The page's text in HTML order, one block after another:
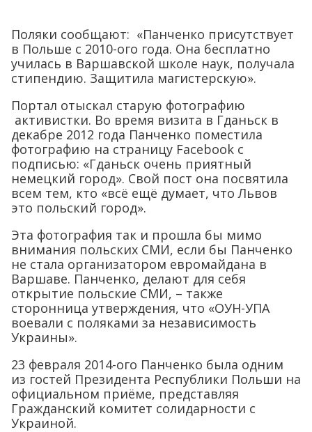
Поляки сообщают: «Панченко присутствует
в Польше с 2010-ого года. Она бесплатно
училась в Варшавской школе наук, получала
стипендию. Защитила магистерскую».
Портал отыскал старую фотографию
активистки. Во время визита в Гданьск в
декабре 2012 года Панченко поместила
фотографию на страницу Facebook с
подписью: «Гданьск очень приятный
немецкий город». Свой пост она посвятила
всем тем, кто «всё ещё думает, что Львов
это польский город».
Эта фотография так и прошла бы мимо
внимания польских СМИ, если бы Панченко
не стала организатором евромайдана в
Варшаве. Панченко, делают для себя
открытие польские СМИ, – также
сторонница утверждения, что «ОУН-УПА
воевали с поляками за независимость
Украины».
23 февраля 2014-ого Панченко была одним
из гостей Президента Республики Польши на
официальном приёме, представляя
Гражданский комитет солидарности с
Украиной.